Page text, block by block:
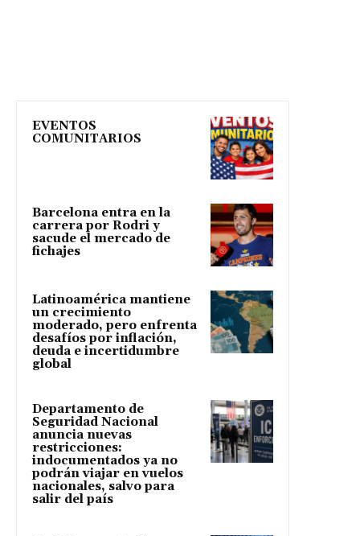
EVENTOS
COMUNITARIOS
Barcelona entra en la
carrera por Rodri y
sacude el mercado de
fichajes
Latinoamérica mantiene
un crecimiento
moderado, pero enfrenta
desafíos por inflación,
deuda e incertidumbre
global
Departamento de
Seguridad Nacional
anuncia nuevas
restricciones:
indocumentados ya no
podrán viajar en vuelos
nacionales, salvo para
salir del país